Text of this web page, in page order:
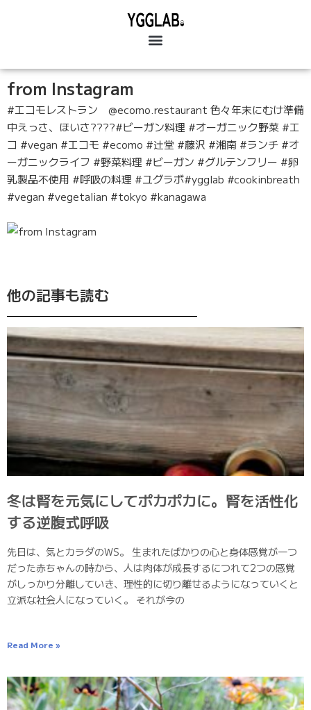
from Instagram
#エコモレストラン @ecomo.restaurant 色々年末にむけ準備
中えっさ、ほいさ????#ビーガン料理 #オーガニック野菜 #エ
コ #vegan #エコモ #ecomo #辻堂 #藤沢 #湘南 #ランチ #オ
ーガニックライフ #野菜料理 #ビーガン #グルテンフリー #卵
乳製品不使用 #呼吸の料理 #ユグラボ#ygglab #cookinbreath
#vegan #vegetalian #tokyo #kanagawa
他の記事も読む
冬は腎を元気にしてポカポカに。腎を活性化
する逆腹式呼吸
先日は、気とカラダのWS。 生まれたばかりの心と身体感覚が一つ
だった赤ちゃんの時から、人は肉体が成長するにつれて2つの感覚
がしっかり分離していき、理性的に切り離せるようになっていくと
立派な社会人になっていく。 それが今の
Read More »